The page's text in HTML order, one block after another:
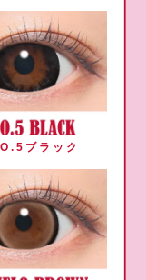
ブラック